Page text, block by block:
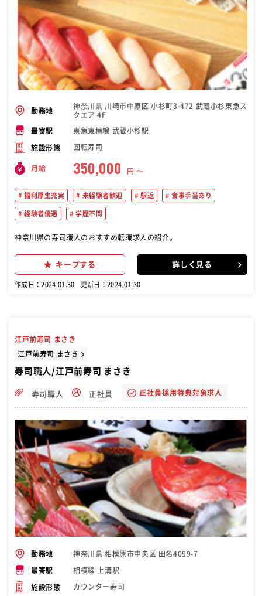
勤務地
神奈川県 川崎市中原区 小杉町3-472 武蔵小杉東急ス
クエア 4F
最寄駅 東急東横線 武蔵小杉駅
施設形態 回転寿司
月給 350,000 円 〜
福利厚生充実 未経験者歓迎 駅近 食事手当あり
経験者優遇 学歴不問
神奈川県の寿司職人のおすすめ転職求人の紹介。
キープする 詳しく見る
作成日：2024.01.30 更新日：2024.01.30
江戸前寿司 まさき
江戸前寿司 まさき
寿司職人/江戸前寿司 まさき
寿司職人 正社員 正社員採用特典対象求人
勤務地 神奈川県 相模原市中央区 田名4099-7
最寄駅 相模線 上溝駅
施設形態 カウンター寿司